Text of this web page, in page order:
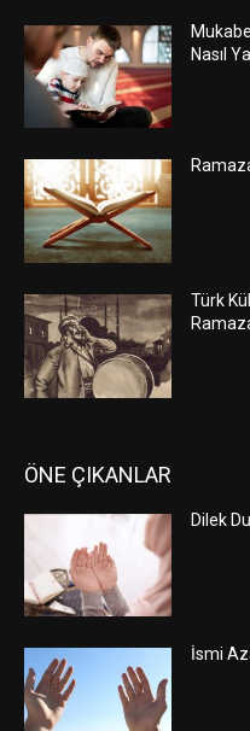
Nasıl
Türk
ÖNE ÇIKANLAR
Dilek
İsmi